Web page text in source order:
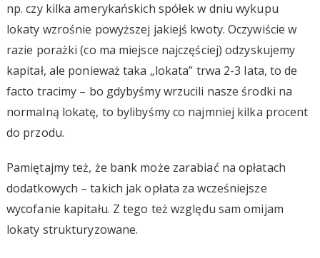
np. czy kilka amerykańskich spółek w dniu wykupu
lokaty wzrośnie powyższej jakiejś kwoty. Oczywiście w
razie porażki (co ma miejsce najczęściej) odzyskujemy
kapitał, ale ponieważ taka „lokata” trwa 2-3 lata, to de
facto tracimy – bo gdybyśmy wrzucili nasze środki na
normalną lokatę, to bylibyśmy co najmniej kilka procent
do przodu.
Pamiętajmy też, że bank może zarabiać na opłatach
dodatkowych – takich jak opłata za wcześniejsze
wycofanie kapitału. Z tego też względu sam omijam
lokaty strukturyzowane.